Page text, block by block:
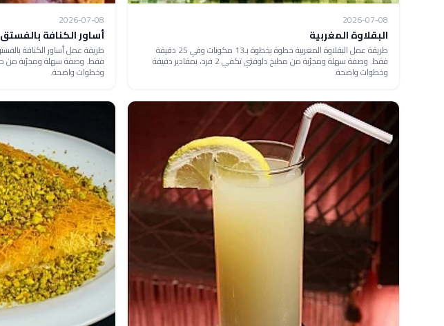
2026-07-08
البقلاوة المغربية
طريقة عمل البقلاوة المغربية خطوة بخطوة بـ13 مكونات وفي 25 دقيقة
فقط. وصفة سهلة ومجرّبة من مطبخ دلوقتي تكفي 2 فرد، بمقادير دقيقة
وخطوات واضحة.
2026-07-08
أساور الكنافة بالفستق
وخطوات واضحة.